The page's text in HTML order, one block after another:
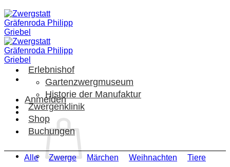
Zum
Inhalt
springen
Anmelden
Erlebnishof
Gartenzwergmuseum
Historie der Manufaktur
Zwergenklinik
Shop
Buchungen
Alle Zwerge Märchen Weihnachten
Tiere